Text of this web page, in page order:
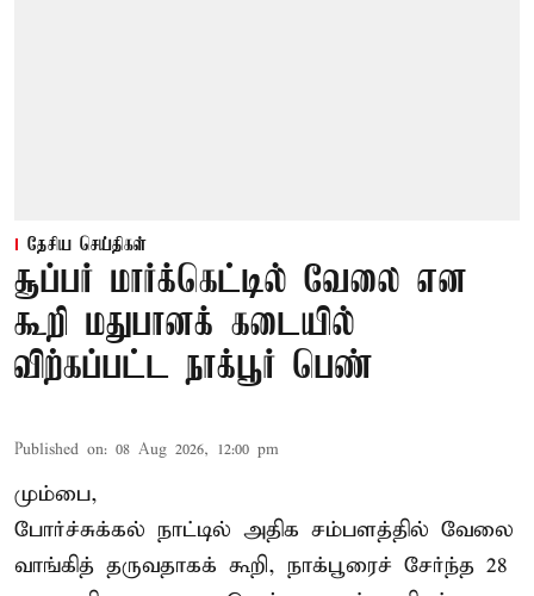
தேசிய செய்திகள்
சூப்பர் மார்க்கெட்டில் வேலை என
கூறி மதுபானக் கடையில்
விற்கப்பட்ட நாக்பூர் பெண்
Published on: 08 Aug 2026, 12:00 pm
மும்பை,
போர்ச்சுக்கல் நாட்டில் அதிக சம்பளத்தில் வேலை
வாங்கித் தருவதாகக் கூறி, நாக்பூரைச் சேர்ந்த 28